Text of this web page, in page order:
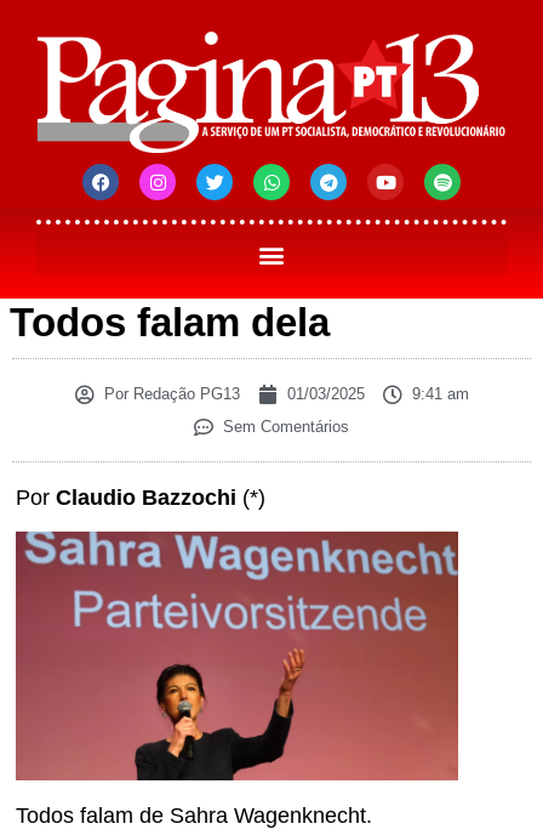
Todos falam dela
PorRedação PG13 01/03/2025
9:41 am
Sem Comentários
Por Claudio Bazzochi (*)
Todos falam de Sahra Wagenknecht.